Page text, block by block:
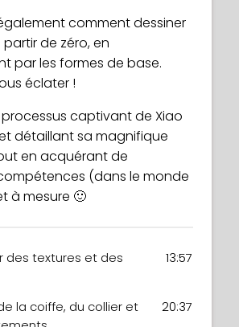
comment dessiner
de zéro, en
par les formes de base.
éclater !
captivant de Xiao
détaillant sa magnifique
en acquérant de
(dans le monde
à mesure 🙂
des textures et des
13:57
la coiffe, du collier et
20:37